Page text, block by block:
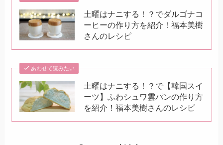
土曜はナニする！？でダルゴナコ
ーヒーの作り方を紹介！福本美樹
さんのレシピ
あわせて読みたい
土曜はナニする！？で【韓国スイ
ーツ】ふわシュワ雲パンの作り方
を紹介！福本美樹さんのレシピ